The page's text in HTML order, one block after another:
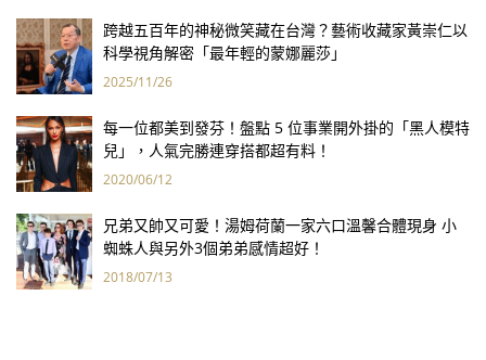
跨越五百年的神秘微笑藏在台灣？藝術收藏家黃崇仁以
科學視角解密「最年輕的蒙娜麗莎」
2025/11/26
每一位都美到發芬！盤點 5 位事業開外掛的「黑人模特
兒」，人氣完勝連穿搭都超有料！
2020/06/12
兄弟又帥又可愛！湯姆荷蘭一家六口溫馨合體現身 小
蜘蛛人與另外3個弟弟感情超好！
2018/07/13